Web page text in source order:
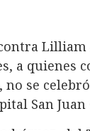
a quienes
se
San Juan